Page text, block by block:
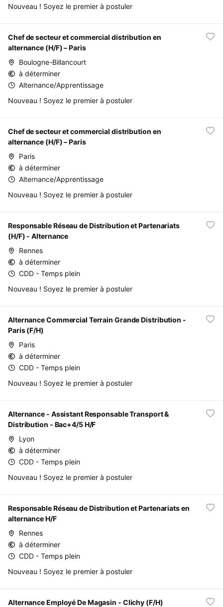
Nouveau ! Soyez le premier à postuler
Chef de secteur et commercial distribution en
alternance (H/F) – Paris
Boulogne-Billancourt
à déterminer
Alternance/Apprentissage
Nouveau ! Soyez le premier à postuler
Chef de secteur et commercial distribution en
alternance (H/F) – Paris
Paris
à déterminer
Alternance/Apprentissage
Nouveau ! Soyez le premier à postuler
Responsable Réseau de Distribution et Partenariats
(H/F) - Alternance
Rennes
à déterminer
CDD - Temps plein
Nouveau ! Soyez le premier à postuler
Alternance Commercial Terrain Grande Distribution -
Paris (F/H)
Paris
à déterminer
CDD - Temps plein
Nouveau ! Soyez le premier à postuler
Alternance - Assistant Responsable Transport &
Distribution - Bac+4/5 H/F
Lyon
à déterminer
CDD - Temps plein
Nouveau ! Soyez le premier à postuler
Responsable Réseau de Distribution et Partenariats en
alternance H/F
Rennes
à déterminer
CDD - Temps plein
Nouveau ! Soyez le premier à postuler
Alternance Employé De Magasin - Clichy (F/H)